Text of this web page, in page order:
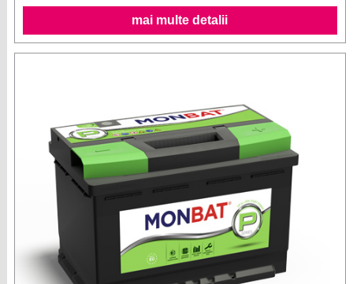
mai multe detalii